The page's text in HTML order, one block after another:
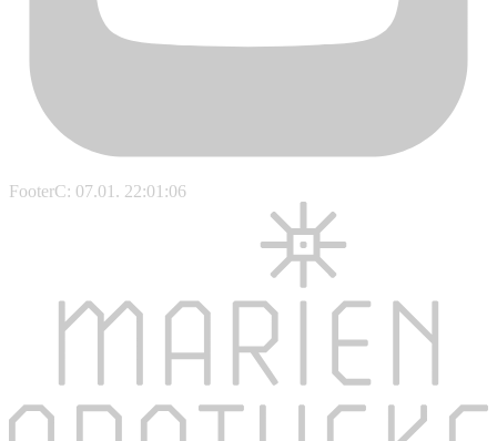
FooterC: 07.01. 22:01:06